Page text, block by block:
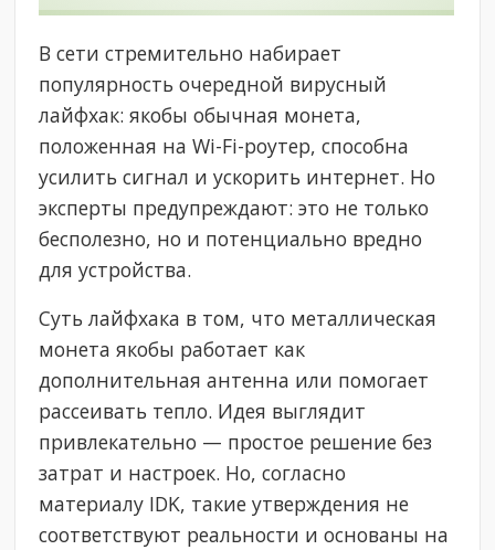
В сети стремительно набирает
популярность очередной вирусный
лайфхак: якобы обычная монета,
положенная на Wi-Fi-роутер, способна
усилить сигнал и ускорить интернет. Но
эксперты предупреждают: это не только
бесполезно, но и потенциально вредно
для устройства.
Суть лайфхака в том, что металлическая
монета якобы работает как
дополнительная антенна или помогает
рассеивать тепло. Идея выглядит
привлекательно — простое решение без
затрат и настроек. Но, согласно
материалу IDK, такие утверждения не
соответствуют реальности и основаны на